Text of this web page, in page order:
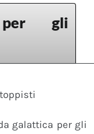
per gli
galattica per gli